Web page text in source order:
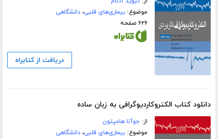
موضوع:بیماری‌های قلبی،دانشگاهی
۶۲۶ صفحه
دریافت از کتابراه
دانلود کتاب الکتروکاردیوگرافی به زبان ساده
از:جوآنا هامپتون
موضوع:بیماری‌های قلبی،دانشگاهی